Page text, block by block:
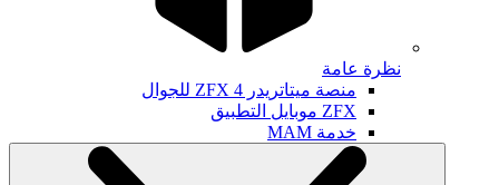
نظرة عامة
منصة ميتاتريدر ZFX 4 للجوال
ZFX موبايل التطبيق
خدمة MAM